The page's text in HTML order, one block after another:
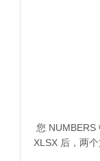
您 NUMBERS
XLSX 后，两